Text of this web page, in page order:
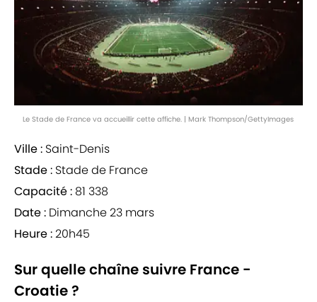
Le Stade de France va accueillir cette affiche. | Mark Thompson/GettyImages
Ville : Saint-Denis
Stade : Stade de France
Capacité : 81 338
Date : Dimanche 23 mars
Heure :20h45
Sur quelle chaîne suivre France -
Croatie ?